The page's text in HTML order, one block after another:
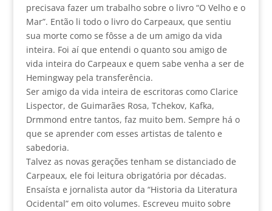
precisava fazer um trabalho sobre o livro “O Velho e o
Mar”. Então li todo o livro do Carpeaux, que sentiu
sua morte como se fôsse a de um amigo da vida
inteira. Foi aí que entendi o quanto sou amigo de
vida inteira do Carpeaux e quem sabe venha a ser de
Hemingway pela transferência.
Ser amigo da vida inteira de escritoras como Clarice
Lispector, de Guimarães Rosa, Tchekov, Kafka,
Drmmond entre tantos, faz muito bem. Sempre há o
que se aprender com esses artistas de talento e
sabedoria.
Talvez as novas gerações tenham se distanciado de
Carpeaux, ele foi leitura obrigatória por décadas.
Ensaísta e jornalista autor da “Historia da Literatura
Ocidental” em oito volumes. Escreveu muito sobre